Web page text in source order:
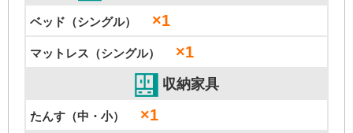
ベッド（シングル） ×1
マットレス（シングル） ×1
収納家具
たんす（中・小） ×1